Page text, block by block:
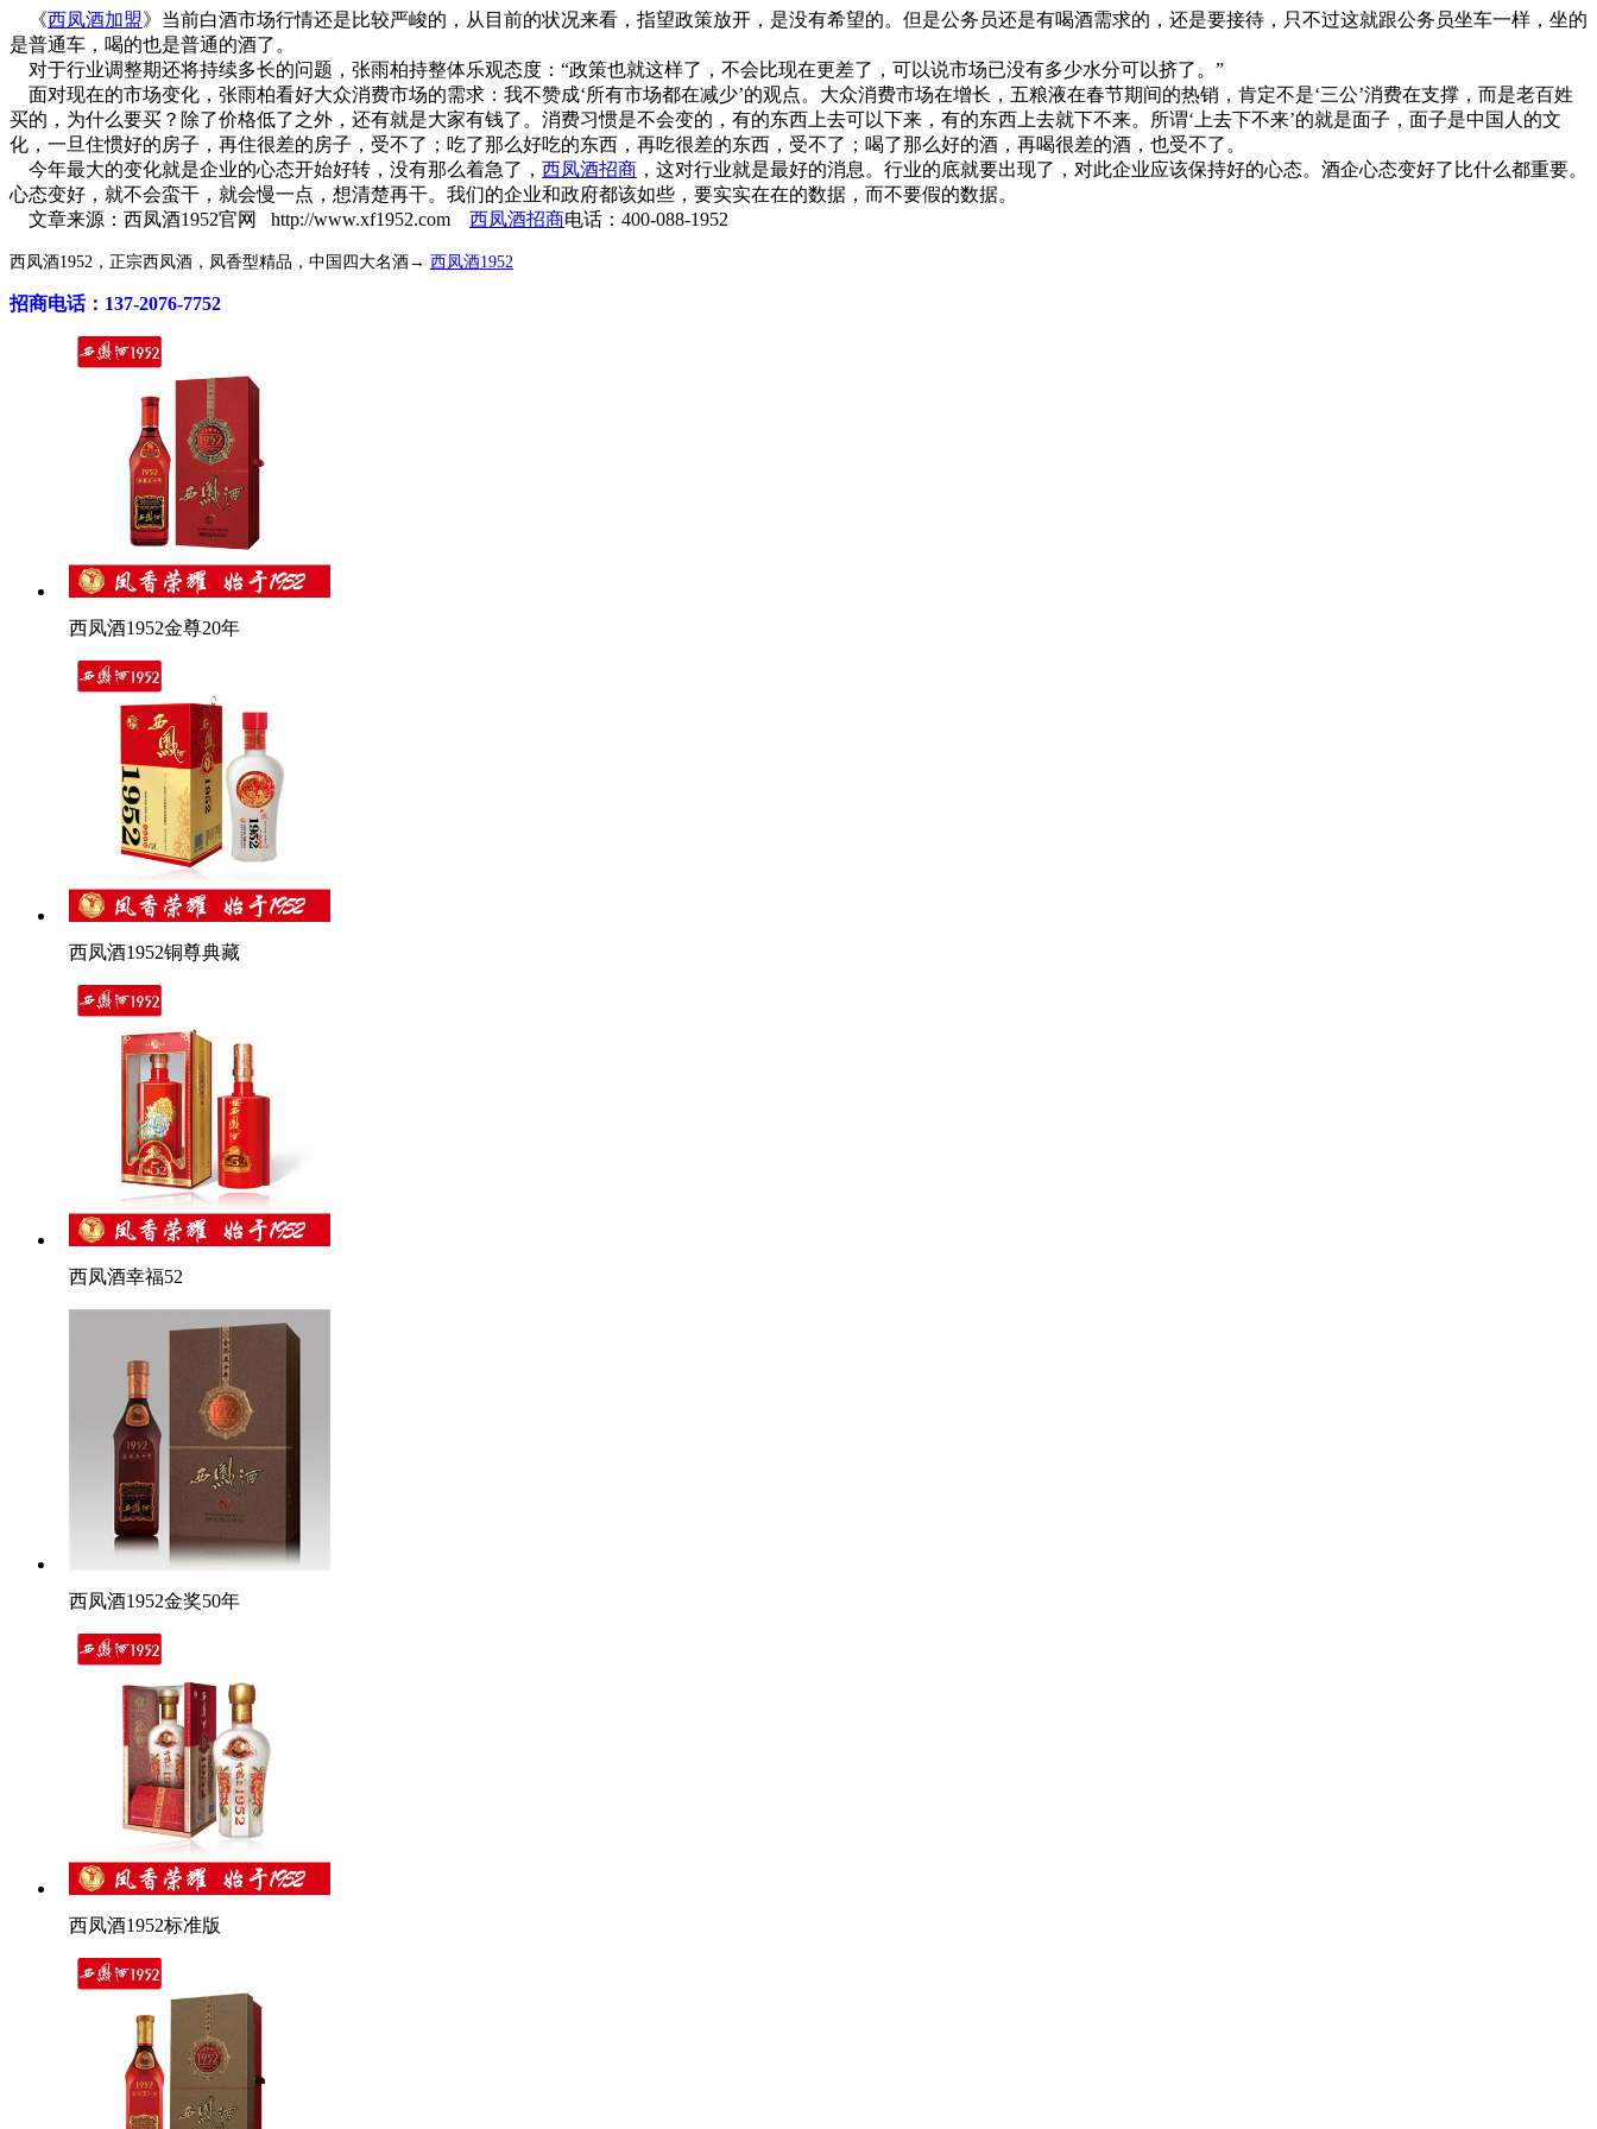
《西凤酒加盟》当前白酒市场行情还是比较严峻的，从目前的状况来看，指望政策放开，是没有希望的。但是公务员还是有喝酒需求的，还是要接待，只不过这就跟公务员坐车一样，坐的
是普通车，喝的也是普通的酒了。
对于行业调整期还将持续多长的问题，张雨柏持整体乐观态度：“政策也就这样了，不会比现在更差了，可以说市场已没有多少水分可以挤了。”
面对现在的市场变化，张雨柏看好大众消费市场的需求：我不赞成‘所有市场都在减少’的观点。大众消费市场在增长，五粮液在春节期间的热销，肯定不是‘三公’消费在支撑，而是老百姓
买的，为什么要买？除了价格低了之外，还有就是大家有钱了。消费习惯是不会变的，有的东西上去可以下来，有的东西上去就下不来。所谓‘上去下不来’的就是面子，面子是中国人的文
化，一旦住惯好的房子，再住很差的房子，受不了；吃了那么好吃的东西，再吃很差的东西，受不了；喝了那么好的酒，再喝很差的酒，也受不了。
今年最大的变化就是企业的心态开始好转，没有那么着急了， 西凤酒招商 ，这对行业就是最好的消息。行业的底就要出现了，对此企业应该保持好的心态。酒企心态变好了比什么都重要。
心态变好，就不会蛮干，就会慢一点，想清楚再干。我们的企业和政府都该如些，要实实在在的数据，而不要假的数据。
文章来源：西凤酒1952官网 http://www.xf1952.com 西凤酒招商电话：400-088-1952
西凤酒1952，正宗西凤酒，凤香型精品，中国四大名酒→ 西凤酒1952
招商电话：137-2076-7752
西凤酒1952金尊20年
西凤酒1952铜尊典藏
西凤酒幸福52
西凤酒1952金奖50年
西凤酒1952标准版